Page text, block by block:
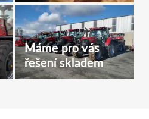
Máme pro vás
řešení skladem